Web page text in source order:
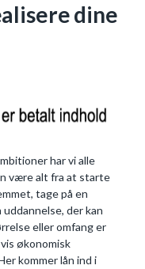
dine
har vi alle
være alt fra at starte
tage på en
der kan
eller omfang er
økonomisk
kommer lån ind i